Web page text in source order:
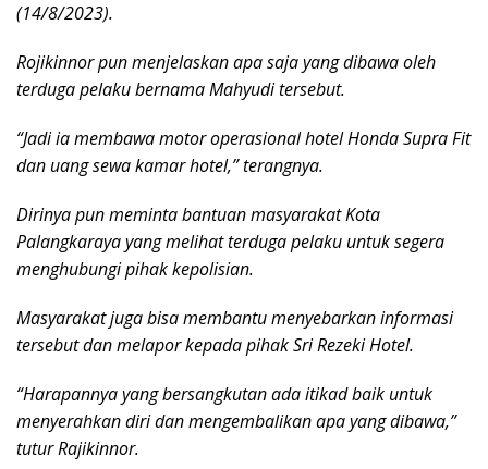
(14/8/2023).
Rojikinnor pun menjelaskan apa saja yang dibawa oleh
terduga pelaku bernama Mahyudi tersebut.
“Jadi ia membawa motor operasional hotel Honda Supra Fit
dan uang sewa kamar hotel,” terangnya.
Dirinya pun meminta bantuan masyarakat Kota
Palangkaraya yang melihat terduga pelaku untuk segera
menghubungi pihak kepolisian.
Masyarakat juga bisa membantu menyebarkan informasi
tersebut dan melapor kepada pihak Sri Rezeki Hotel.
“Harapannya yang bersangkutan ada itikad baik untuk
menyerahkan diri dan mengembalikan apa yang dibawa,”
tutur Rajikinnor.